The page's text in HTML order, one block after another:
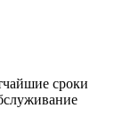
сроки